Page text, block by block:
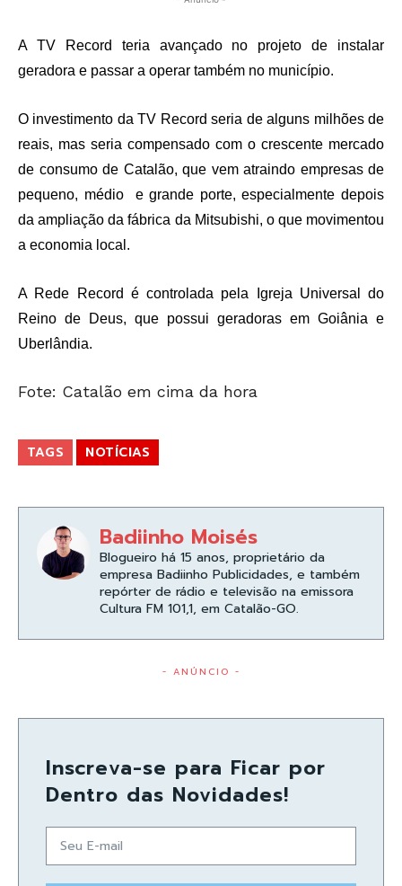
A TV Record teria avançado no projeto de instalar
geradora e passar a operar também no município.
O investimento da TV Record seria de alguns milhões de
reais, mas seria compensado com o crescente mercado
de consumo de Catalão, que vem atraindo empresas de
pequeno, médio e grande porte, especialmente depois
da ampliação da fábrica da Mitsubishi, o que movimentou
a economia local.
A Rede Record é controlada pela Igreja Universal do
Reino de Deus, que possui geradoras em Goiânia e
Uberlândia.
Fote: Catalão em cima da hora
TAGS NOTÍCIAS
Badiinho Moisés
Blogueiro há 15 anos, proprietário da
empresa Badiinho Publicidades, e também
repórter de rádio e televisão na emissora
Cultura FM 101,1, em Catalão-GO.
- ANÚNCIO -
Inscreva-se para Ficar por
Dentro das Novidades!